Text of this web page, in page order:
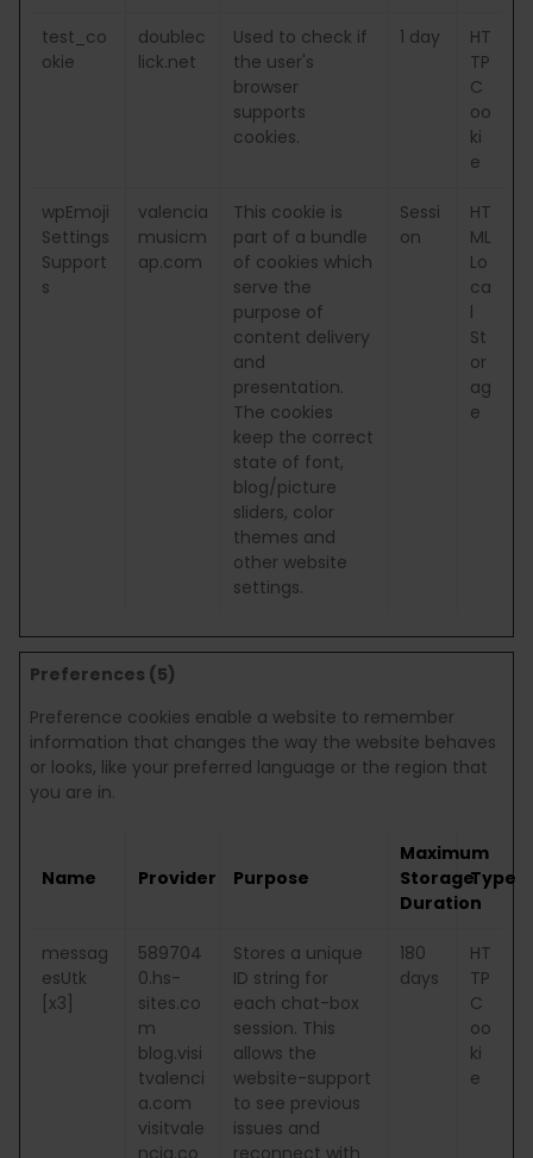
test_co
okie
doublec
lick.net
Used to check if
the user's
browser
supports
cookies.
1 day
HT
TP
C
oo
ki
e
wpEmoji
Settings
Support
s
valencia
musicm
ap.com
This cookie is
part of a bundle
of cookies which
serve the
purpose of
content delivery
and
presentation.
The cookies
keep the correct
state of font,
blog/picture
sliders, color
themes and
other website
settings.
Sessi
on
HT
ML
Lo
ca
l
St
or
ag
e
Preferences (5)
Preference cookies enable a website to remember
information that changes the way the website behaves
or looks, like your preferred language or the region that
you are in.
Name Provider Purpose
Maximum
Storage
Duration
Type
messag
esUtk
[x3]
589704
0.hs-
sites.co
m
blog.visi
tvalenci
a.com
visitvale
ncia.co
Stores a unique
ID string for
each chat-box
session. This
allows the
website-support
to see previous
issues and
reconnect with
180
days
HT
TP
C
oo
ki
e